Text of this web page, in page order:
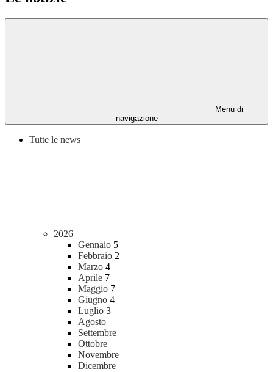
Menu di
navigazione
Tutte le news
2026
Gennaio 5
Febbraio 2
Marzo 4
Aprile 7
Maggio 7
Giugno 4
Luglio 3
Agosto
Settembre
Ottobre
Novembre
Dicembre